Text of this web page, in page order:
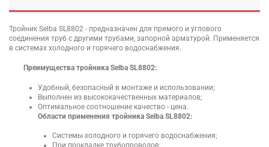
Тройник Selba SL8802 - предназначен для прямого и углового
соединения труб с другими трубами, запорной арматурой. Применяется
в системах холодного и горячего водоснабжения.
Преимущества тройника Selba SL8802:
Удобный, безопасный в монтаже и использовании;
Выполнен из высококачественных материалов;
Оптимальное соотношение качество - цена.
Области применения тройника Selba SL8802:
Системы холодного и горячего водоснабжения;